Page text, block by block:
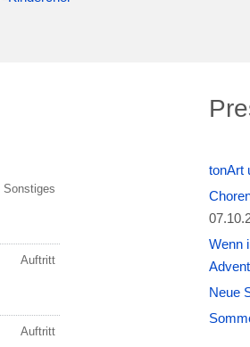
tonArt
Wenn
Neue